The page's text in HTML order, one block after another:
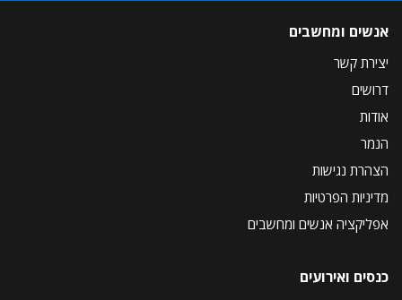
אנשים ומחשבים
יצירת קשר
דרושים
אודות
הנמר
הצהרת נגישות
מדיניות הפרטיות
אפליקציה אנשים ומחשבים
כנסים ואירועים